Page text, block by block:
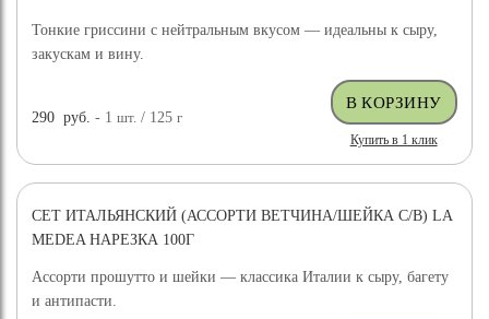
Тонкие гриссини с нейтральным вкусом — идеальны к сыру,
закускам и вину.
290 руб. - 1шт. / 125г
Купить в 1 клик
СЕТ ИТАЛЬЯНСКИЙ (АССОРТИ ВЕТЧИНА/ШЕЙКА С/В) LA
MEDEA НАРЕЗКА 100Г
Ассорти прошутто и шейки — классика Италии к сыру, багету
и антипасти.